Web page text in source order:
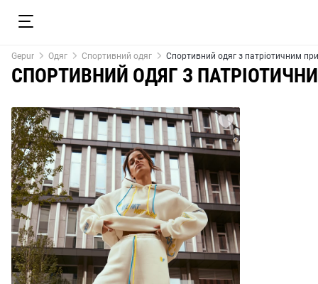
Gepur Одяг Спортивний одяг Спортивний одяг з патріотичним
СПОРТИВНИЙ ОДЯГ З